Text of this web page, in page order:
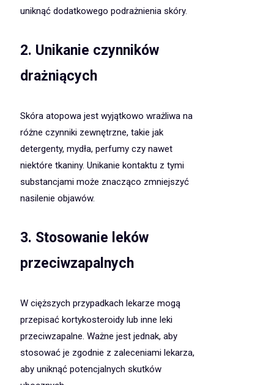
uniknąć dodatkowego podrażnienia skóry.
2. Unikanie czynników
drażniących
Skóra atopowa jest wyjątkowo wrażliwa na
różne czynniki zewnętrzne, takie jak
detergenty, mydła, perfumy czy nawet
niektóre tkaniny. Unikanie kontaktu z tymi
substancjami może znacząco zmniejszyć
nasilenie objawów.
3. Stosowanie leków
przeciwzapalnych
W cięższych przypadkach lekarze mogą
przepisać kortykosteroidy lub inne leki
przeciwzapalne. Ważne jest jednak, aby
stosować je zgodnie z zaleceniami lekarza,
aby uniknąć potencjalnych skutków